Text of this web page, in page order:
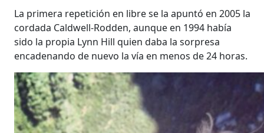
La primera repetición en libre se la apuntó en 2005 la
cordada Caldwell-Rodden, aunque en 1994 había
sido la propia Lynn Hill quien daba la sorpresa
encadenando de nuevo la vía en menos de 24 horas.